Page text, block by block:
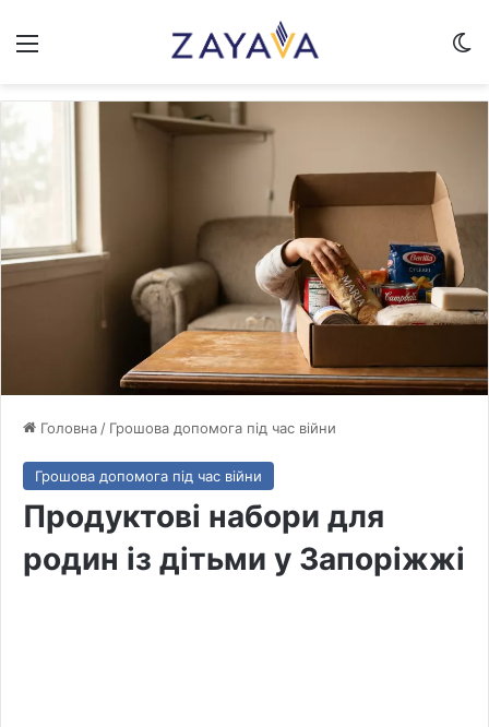
Меню
Головна / Грошова допомога під час війни
Грошова допомога під час війни
Продуктові набори для
родин із дітьми у Запоріжжі